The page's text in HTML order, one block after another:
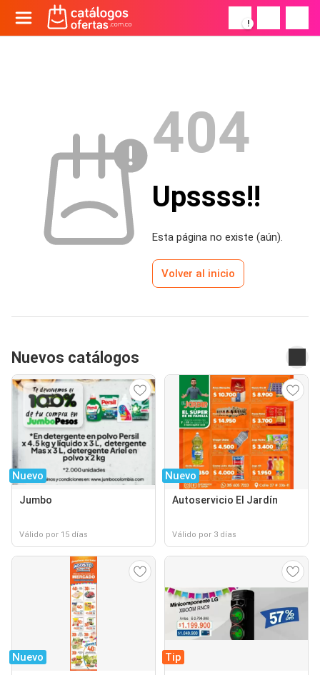
!
404
Upssss!!
Esta página no existe (aún).
Volver al inicio
Nuevos catálogos
Nuevo
Jumbo
Válido por 15 días
Nuevo
Autoservicio El Jardín
Válido por 3 días
Nuevo Tip